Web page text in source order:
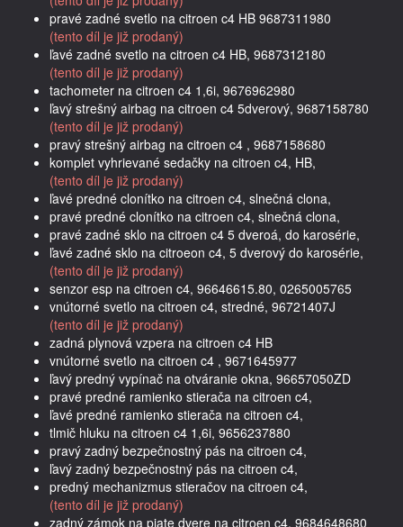
pravé zadné svetlo na citroen c4 HB 9687311980
(tento díl je již prodaný)
ľavé zadné svetlo na citroen c4 HB, 9687312180
(tento díl je již prodaný)
tachometer na citroen c4 1,6i, 9676962980
ľavý strešný airbag na citroen c4 5dverový, 9687158780
(tento díl je již prodaný)
pravý strešný airbag na citroen c4 , 9687158680
komplet vyhrievané sedačky na citroen c4, HB,
(tento díl je již prodaný)
ľavé predné clonítko na citroen c4, slnečná clona,
pravé predné clonítko na citroen c4, slnečná clona,
pravé zadné sklo na citroen c4 5 dveroá, do karosérie,
ľavé zadné sklo na citroeon c4, 5 dverový do karosérie,
(tento díl je již prodaný)
senzor esp na citroen c4, 96646615.80, 0265005765
vnútorné svetlo na citroen c4, stredné, 96721407J
(tento díl je již prodaný)
zadná plynová vzpera na citroen c4 HB
vnútorné svetlo na citroen c4 , 9671645977
ľavý predný vypínač na otváranie okna, 96657050ZD
pravé predné ramienko stierača na citroen c4,
ľavé predné ramienko stierača na citroen c4,
tlmič hluku na citroen c4 1,6i, 9656237880
pravý zadný bezpečnostný pás na citroen c4,
ľavý zadný bezpečnostný pás na citroen c4,
predný mechanizmus stieračov na citroen c4,
(tento díl je již prodaný)
zadný zámok na piate dvere na citroen c4, 9684648680